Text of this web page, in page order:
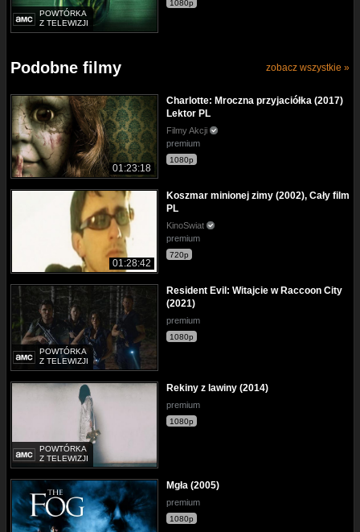
POWTÓRKA
Z TELEWIZJI
1080p
Podobne filmy zobacz wszystkie »
01:23:18
Charlotte: Mroczna przyjaciółka (2017)
Lektor PL
Filmy Akcji
premium
1080p
01:28:42
Koszmar minionej zimy (2002), Cały film
PL
KinoSwiat
premium
720p
POWTÓRKA
Z TELEWIZJI
Resident Evil: Witajcie w Raccoon City
(2021)
premium
1080p
POWTÓRKA
Z TELEWIZJI
Rekiny z lawiny (2014)
premium
1080p
Mgła (2005)
premium
1080p